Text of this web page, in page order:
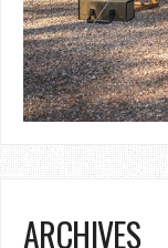
ARCHIVES